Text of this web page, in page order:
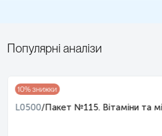
Популярні аналізи
10% знижки
L0500/Пакет №115. Вітаміни та